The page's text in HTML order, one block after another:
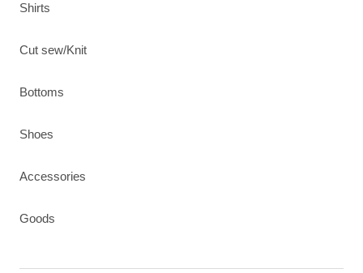
Shirts
Cut sew/Knit
Bottoms
Shoes
Accessories
Goods